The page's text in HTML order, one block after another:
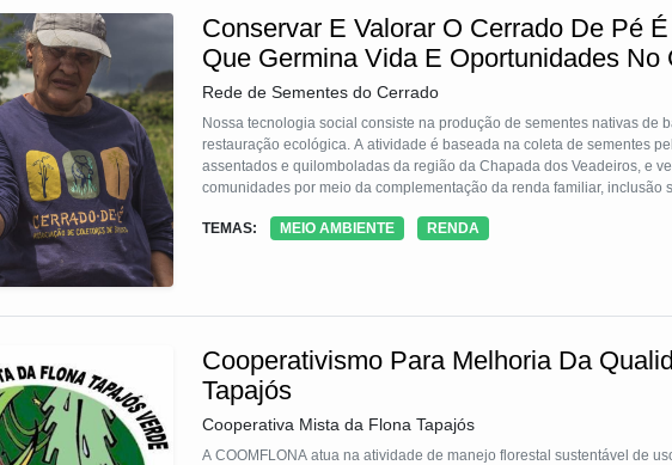
Conservar E Valorar O Cerrado De Pé
Que Germina Vida E Oportunidades No
Rede de Sementes do Cerrado
Nossa tecnologia social consiste na produção de sementes nativas de
restauração ecológica. A atividade é baseada na coleta de sementes pelos povos nativos incluindo pequenos agricultores,
assentados e quilomboladas da região da Chapada dos Veadeiros, e vem trazendo múltiplos
comunidades por meio da complementação da renda familiar, inclusão
área conservada para a coleta de sementes, e também o
TEMAS: MEIO AMBIENTE RENDA
Cooperativismo Para Melhoria Da
Tapajós
Cooperativa Mista da Flona Tapajós
A COOMFLONA atua na atividade de manejo florestal sustentável de